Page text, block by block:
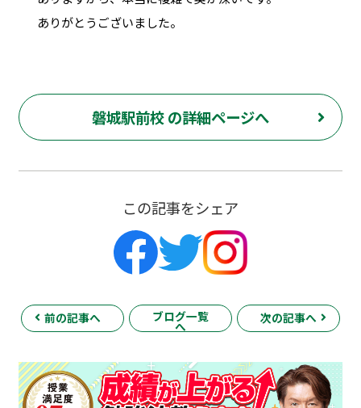
ありがとうございました。
磐城駅前校 の詳細ページへ
この記事をシェア
前の記事へ ブログ一覧
へ
次の記事へ